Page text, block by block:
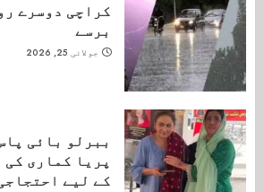
کراچی دوسرے
برسے
جولائی 25, 2026
ببرلو بائی
پریا کماری
کے لیے